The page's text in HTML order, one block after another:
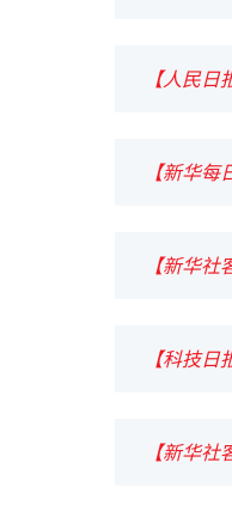
【人民日
【新华每
【新华社
【科技日
【新华社